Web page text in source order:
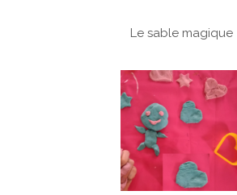
Le sable magique